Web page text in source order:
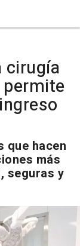
cirugía
que hacen
más
seguras y